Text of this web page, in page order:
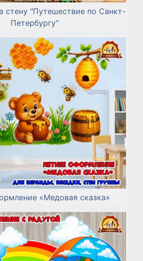
стену "Путешествие по Санкт-
Петербургу"
«Медовая сказка»